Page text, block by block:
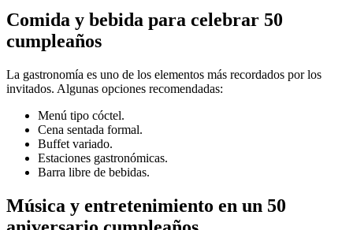
Comida y bebida para celebrar 50
cumpleaños
La gastronomía es uno de los elementos más recordados por los
invitados. Algunas opciones recomendadas:
Menú tipo cóctel.
Cena sentada formal.
Buffet variado.
Estaciones gastronómicas.
Barra libre de bebidas.
Música y entretenimiento en un 50